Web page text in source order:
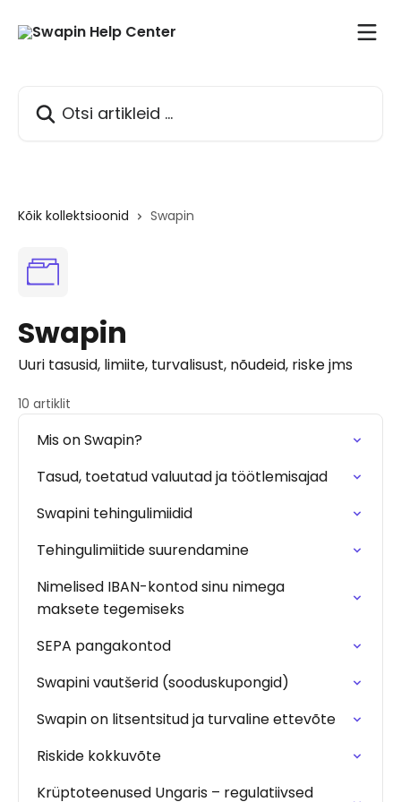
Kõik kollektsioonid Swapin
Swapin
Uuri tasusid, limiite, turvalisust, nõudeid, riske jms
10 artiklit
Mis on Swapin?
Tasud, toetatud valuutad ja töötlemisajad
Swapini tehingulimiidid
Tehingulimiitide suurendamine
Nimelised IBAN-kontod sinu nimega
maksete tegemiseks
SEPA pangakontod
Swapini vautšerid (sooduskupongid)
Swapin on litsentsitud ja turvaline ettevõte
Riskide kokkuvõte
Krüptoteenused Ungaris – regulatiivsed